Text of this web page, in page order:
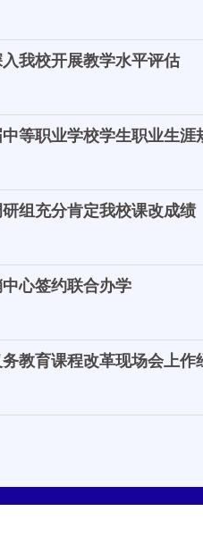
我校开展教学水平评估
等职业学校学生职业生涯
组充分肯定我校课改成绩
心签约联合办学
教育课程改革现场会上作